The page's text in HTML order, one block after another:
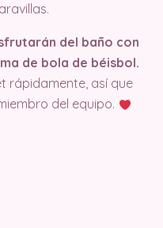
del baño con
de bola de béisbol.
rápidamente, así que
del equipo.